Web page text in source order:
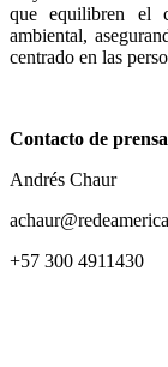
que equilibren el
ambiental,
centrado en las
Contacto de
Andrés Chaur
+57 300 4911430